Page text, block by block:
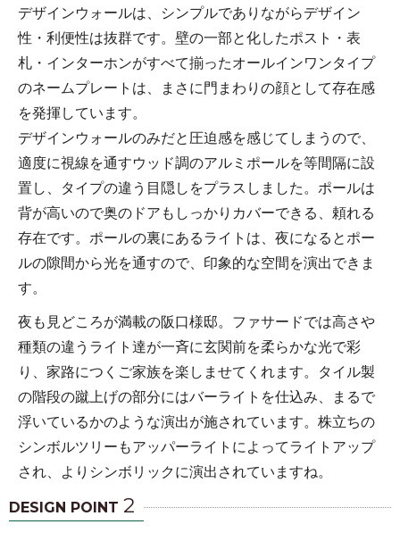
デザインウォールは、シンプルでありながらデザイン
性・利便性は抜群です。壁の一部と化したポスト・表
札・インターホンがすべて揃ったオールインワンタイプ
のネームプレートは、まさに門まわりの顔として存在感
を発揮しています。
デザインウォールのみだと圧迫感を感じてしまうので、
適度に視線を通すウッド調のアルミポールを等間隔に設
置し、タイプの違う目隠しをプラスしました。ポールは
背が高いので奥のドアもしっかりカバーできる、頼れる
存在です。ポールの裏にあるライトは、夜になるとポー
ルの隙間から光を通すので、印象的な空間を演出できま
す。
夜も見どころが満載の阪口様邸。ファサードでは高さや
種類の違うライト達が一斉に玄関前を柔らかな光で彩
り、家路につくご家族を楽しませてくれます。タイル製
の階段の蹴上げの部分にはバーライトを仕込み、まるで
浮いているかのような演出が施されています。株立ちの
シンボルツリーもアッパーライトによってライトアップ
され、よりシンボリックに演出されていますね。
DESIGN POINT 2